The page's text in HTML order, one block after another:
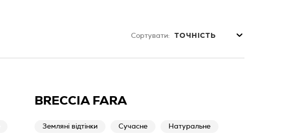
Сортувати: ТОЧНІСТЬ
BRECCIA FARA
Земляні відтінки Сучасне Натуральне